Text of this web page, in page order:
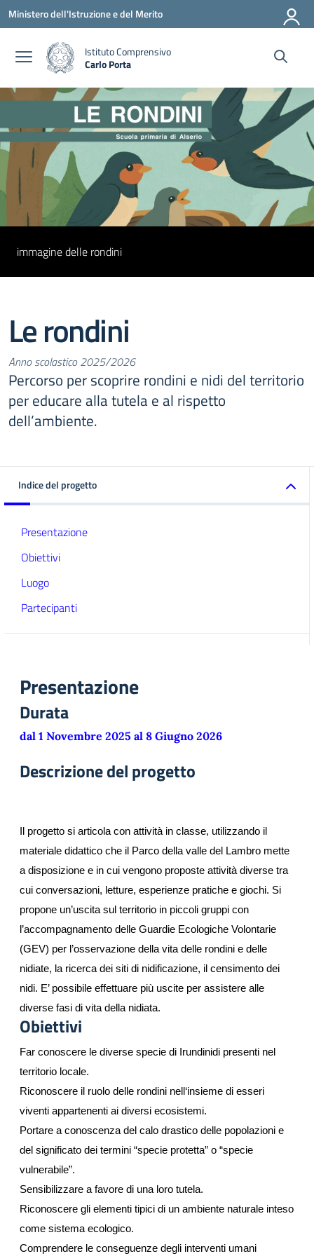
Vai ai contenuti
Vai al menu di navigazione
Vai al footer
Ministero dell'Istruzione e del Merito
Istituto Comprensivo
Carlo Porta
immagine delle rondini
Le rondini
Anno scolastico 2025/2026
Percorso per scoprire rondini e nidi del territorio
per educare alla tutela e al rispetto
dell’ambiente.
Indice del progetto
Presentazione
Obiettivi
Luogo
Partecipanti
Presentazione
Durata
dal 1 Novembre 2025 al 8 Giugno 2026
Descrizione del progetto
Il progetto si articola con attività in classe, utilizzando il
materiale didattico che il Parco della valle del Lambro mette
a disposizione e in cui vengono proposte attività diverse tra
cui conversazioni, letture, esperienze pratiche e giochi. Si
propone un’uscita sul territorio in piccoli gruppi con
l’accompagnamento delle Guardie Ecologiche Volontarie
(GEV) per l’osservazione della vita delle rondini e delle
nidiate, la ricerca dei siti di nidificazione, il censimento dei
nidi. E’ possibile effettuare più uscite per assistere alle
diverse fasi di vita della nidiata.
Obiettivi
Far conoscere le diverse specie di Irundinidi presenti nel
territorio locale.
Riconoscere il ruolo delle rondini nell‘insieme di esseri
viventi appartenenti ai diversi ecosistemi.
Portare a conoscenza del calo drastico delle popolazioni e
del significato dei termini “specie protetta” o “specie
vulnerabile”.
Sensibilizzare a favore di una loro tutela.
Riconoscere gli elementi tipici di un ambiente naturale inteso
come sistema ecologico.
Comprendere le conseguenze degli interventi umani